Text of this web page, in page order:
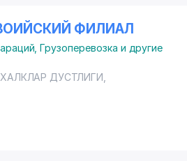
ФИЛИАЛ
,Грузоперевозка и другие
ХАЛКЛАР ДУСТЛИГИ